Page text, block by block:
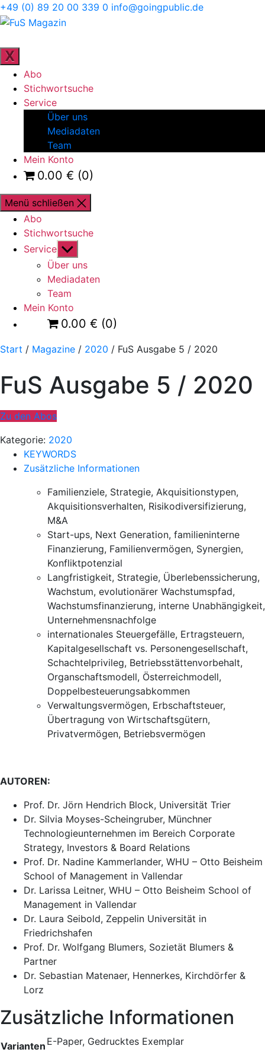
Direkt
zum
wechseln
+49 (0) 89 20 00 339 0 info@goingpublic.de
FuS
X
Abo
Stichwortsuche
Service
Über uns
Mediadaten
Team
Mein Konto
0.00 € (0)
Menü schließen
Abo
Stichwortsuche
Service Untermenü
anzeigen
Über uns
Mediadaten
Team
Mein Konto
0.00 € (0)
Start / Magazine / 2020 / FuS Ausgabe 5 / 2020
FuS Ausgabe 5 / 2020
Zu den Abos
Kategorie: 2020
KEYWORDS
Zusätzliche Informationen
Familienziele, Strategie, Akquisitionstypen,
Akquisitionsverhalten, Risikodiversifizierung,
M&A
Start-ups, Next Generation, familieninterne
Finanzierung, Familienvermögen, Synergien,
Konfliktpotenzial
Langfristigkeit, Strategie, Überlebenssicherung,
Wachstum, evolutionärer Wachstumspfad,
Wachstumsfinanzierung, interne Unabhängigkeit,
Unternehmensnachfolge
internationales Steuergefälle, Ertragsteuern,
Kapitalgesellschaft vs. Personengesellschaft,
Schachtelprivileg, Betriebsstättenvorbehalt,
Organschaftsmodell, Österreichmodell,
Doppelbesteuerungsabkommen
Verwaltungsvermögen, Erbschaftsteuer,
Übertragung von Wirtschaftsgütern,
Privatvermögen, Betriebsvermögen
AUTOREN:
Prof. Dr. Jörn Hendrich Block, Universität Trier
Dr. Silvia Moyses-Scheingruber, Münchner
Technologieunternehmen im Bereich Corporate
Strategy, Investors & Board Relations
Prof. Dr. Nadine Kammerlander, WHU – Otto Beisheim
School of Management in Vallendar
Dr. Larissa Leitner, WHU – Otto Beisheim School of
Management in Vallendar
Dr. Laura Seibold, Zeppelin Universität in
Friedrichshafen
Prof. Dr. Wolfgang Blumers, Sozietät Blumers &
Partner
Dr. Sebastian Matenaer, Hennerkes, Kirchdörfer &
Lorz
Zusätzliche Informationen
Varianten E-Paper, Gedrucktes Exemplar